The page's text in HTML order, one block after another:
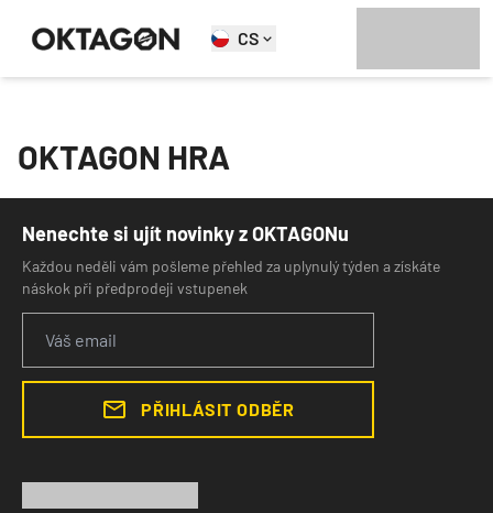
CS
OKTAGON HRA
Nenechte si ujít novinky z OKTAGONu
Každou neděli vám pošleme přehled za uplynulý týden a získáte
náskok při předprodeji vstupenek
PŘIHLÁSIT ODBĚR